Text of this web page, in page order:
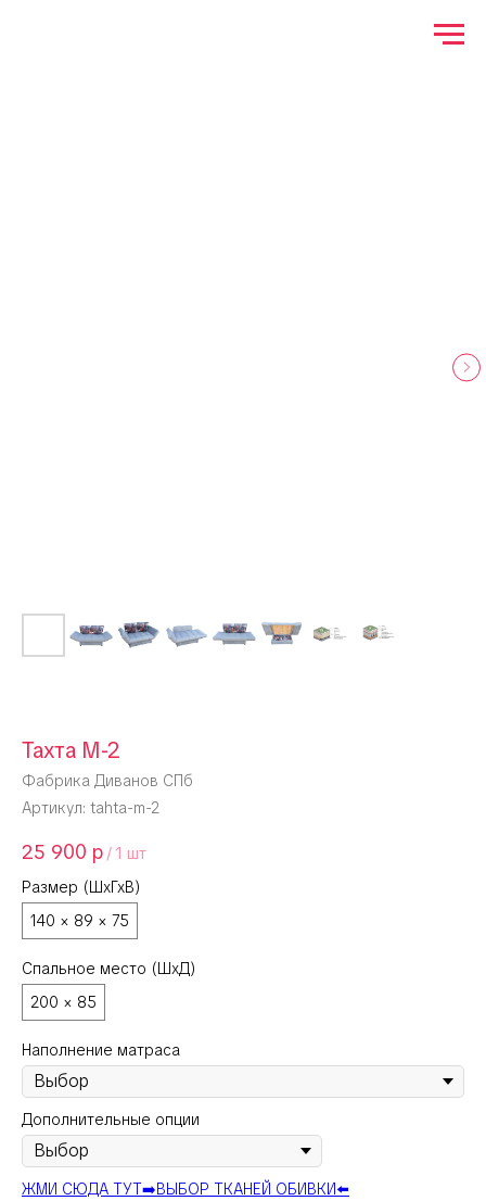
Тахта М-2
Фабрика Диванов СПб
Артикул: tahta-m-2
25 900 р / 1 шт
Размер (ШхГхВ)
140 × 89 × 75
Спальное место (ШхД)
200 × 85
Наполнение матраса
Дополнительные опции
ЖМИ СЮДА ТУТ➡️ВЫБОР ТКАНЕЙ ОБИВКИ⬅️